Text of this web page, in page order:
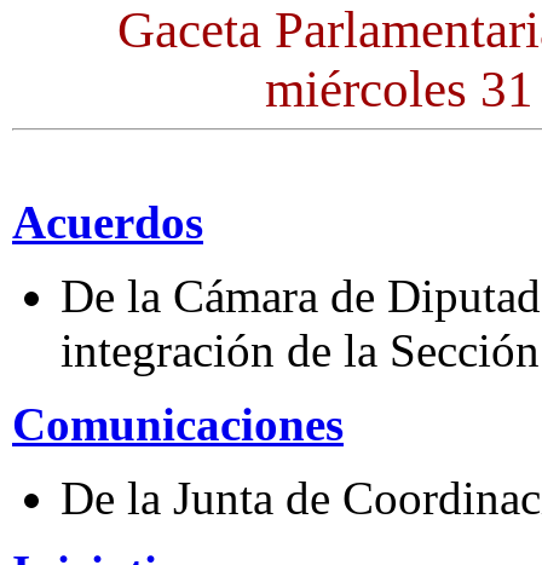
Gaceta
miércoles
Acuerdos
De la Cámara de
integración de la
Comunicaciones
De la Junta de